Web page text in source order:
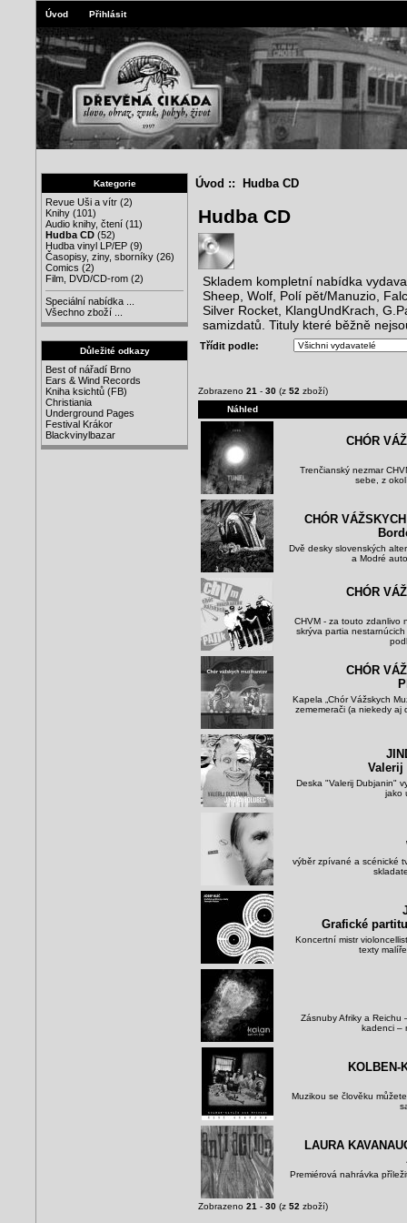
Úvod Přihlásit
Kategorie
Revue Uši a vítr (2)
Knihy (101)
Audio knihy, čtení (11)
Hudba CD (52)
Hudba vinyl LP/EP (9)
Časopisy, ziny, sborníky (26)
Comics (2)
Film, DVD/CD-rom (2)
Speciální nabídka ...
Všechno zboží ...
Důležité odkazy
Best of nářadí Brno
Ears & Wind Records
Kniha ksichtů (FB)
Christiania
Underground Pages
Festival Krákor
Blackvinylbazar
Úvod :: Hudba CD
Hudba CD
Skladem kompletní nabídka
Sheep, Wolf, Polí pět/Manuzio,
Silver Rocket, KlangUndKrach,
samizdatů. Tituly které běžně
Třídit podle:
Zobrazeno 21 - 30 (z 52 zboží)
Náhled
CHÓR
Trenčianský nezmar
sebe, z
CHÓR
Dvě desky slovenských
a Modré
CHÓR
CHVM - za touto zdanlivo
skrýva partia
CHÓR
Kapela „Chór Vážskych
zememerači (a niekedy aj
Valerij
Deska "Valerij Dubjanin"
jako
výběr zpívané a scénické
Grafické
Koncertní mistr
texty
Zásnuby Afriky a
kadenci –
KOLBEN-
Muzikou se člověku
LAURA
Premiérová nahrávka
Zobrazeno 21 - 30 (z 52 zboží)